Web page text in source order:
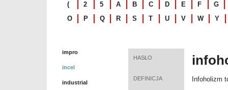
( 2 5 A B C D E F
G
O
P Q R S T U V W Y
impro
incel
industrial
HASŁO
DEFINICJA Infoholizm